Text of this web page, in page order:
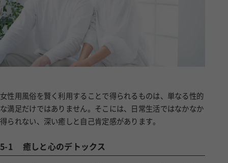
女性用風俗を賢く利用することで得られるものは、単なる性的
な満足だけではありません。そこには、日常生活ではなかなか
得られない、深い癒しと自己肯定感があります。
5-1 癒しと心のデトックス